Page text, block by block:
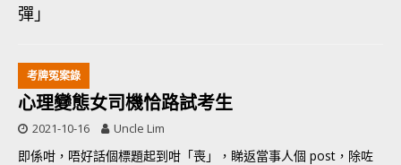
彈」
考牌冤案錄
心理變態女司機恰路試考生
2021-10-16 Uncle Lim
即係咁，唔好話個標題起到咁「喪」，睇返當事人個 post，除咗